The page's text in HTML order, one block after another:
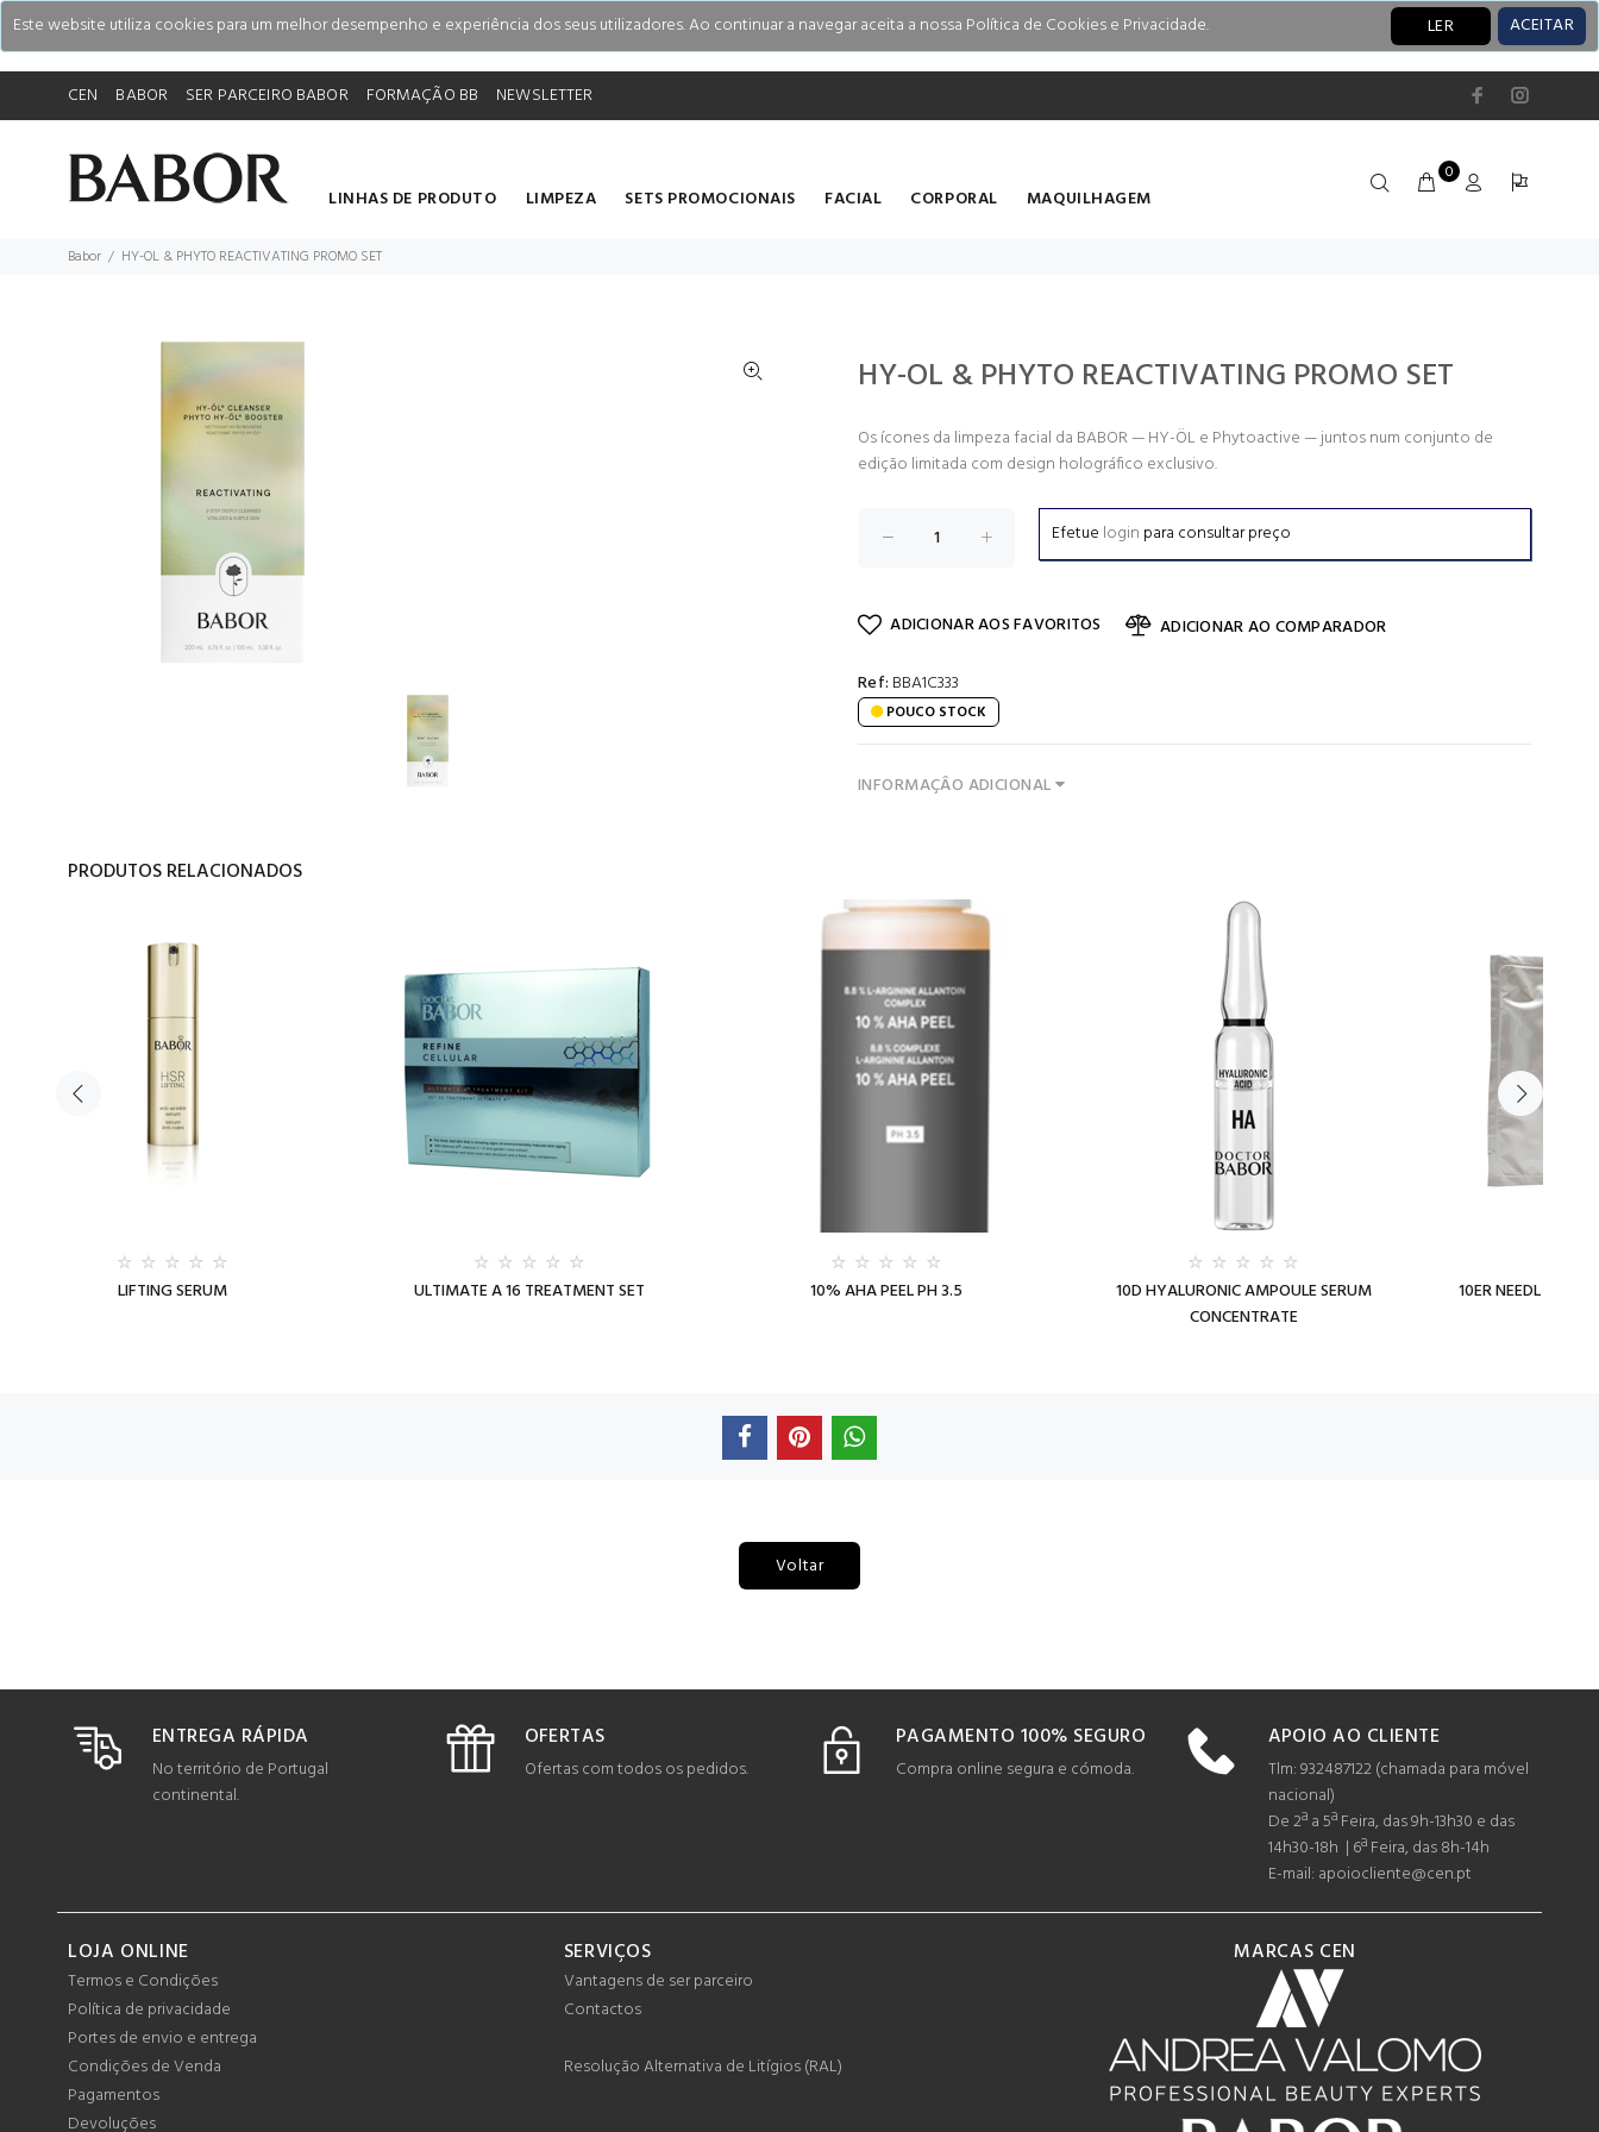
Este website utiliza cookies para um melhor desempenho e experiência dos seus utilizadores. Ao continuar a navegar aceita a nossa Política de Cookies e Privacidade. LER ACEITAR
CEN BABOR SER PARCEIRO BABOR FORMAÇÃO BB NEWSLETTER
LINHAS DE PRODUTO LIMPEZA SETS PROMOCIONAIS FACIAL CORPORAL MAQUILHAGEM
0
Babor HY-OL & PHYTO REACTIVATING PROMO SET
HY-OL & PHYTO REACTIVATING PROMO SET
Os ícones da limpeza facial da BABOR — HY-ÖL e Phytoactive — juntos num conjunto de
edição limitada com design holográfico exclusivo.
Efetue login para consultar preço
ADICIONAR AOS FAVORITOS ADICIONAR AO COMPARADOR
Ref: BBA1C333
POUCO STOCK
INFORMAÇÂO ADICIONAL
PRODUTOS RELACIONADOS
LIFTING SERUM ULTIMATE A 16 TREATMENT SET 10% AHA PEEL PH 3.5
10D HYALURONIC AMPOULE SERUM
CONCENTRATE
10ER NEEDL
Voltar
ENTREGA RÁPIDA
No território de Portugal
continental.
OFERTAS
Ofertas com todos os pedidos.
PAGAMENTO 100% SEGURO
Compra online segura e cómoda.
APOIO AO CLIENTE
Tlm: 932487122 (chamada para móvel
nacional)
De 2ª a 5ª Feira, das 9h-13h30 e das
14h30-18h | 6ª Feira, das 8h-14h
E-mail: apoiocliente@cen.pt
LOJA ONLINE
Termos e Condições
Política de privacidade
Portes de envio e entrega
Condições de Venda
Pagamentos
Devoluções
SERVIÇOS
Vantagens de ser parceiro
Contactos
Resolução Alternativa de Litígios (RAL)
MARCAS CEN